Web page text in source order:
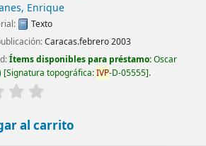
Enrique
Texto
Caracas.febrero 2003
Ítems disponibles para préstamo:Oscar
Signatura topográfica:IVP-D-05555 .
al carrito